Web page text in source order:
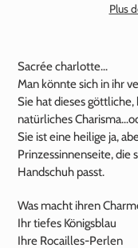
Plus
eines
Produkts
zu
Ihrem
Warenkorb
Sacrée charlotte...
Man könnte sich in ihr
Sie hat dieses
natürliches
Sie ist eine heilige ja,
Prinzessinnenseite, die
Handschuh passt.
Was macht ihren
Ihr tiefes Königsblau
Ihre Rocailles-Perlen